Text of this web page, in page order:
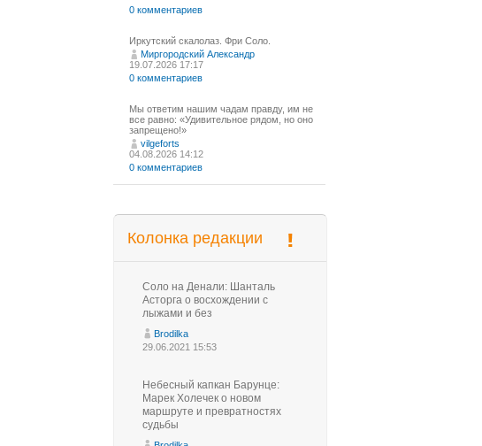
0 комментариев
Иркутский скалолаз. Фри Соло.
Миргородский Александр
19.07.2026 17:17
0 комментариев
Мы ответим нашим чадам правду, им не
все равно: «Удивительное рядом, но оно
запрещено!»
vilgeforts
04.08.2026 14:12
0 комментариев
Колонка редакции
Соло на Денали: Шанталь
Асторга о восхождении с
лыжами и без
Brodilka
29.06.2021 15:53
Небесный капкан Барунце:
Марек Холечек о новом
маршруте и превратностях
судьбы